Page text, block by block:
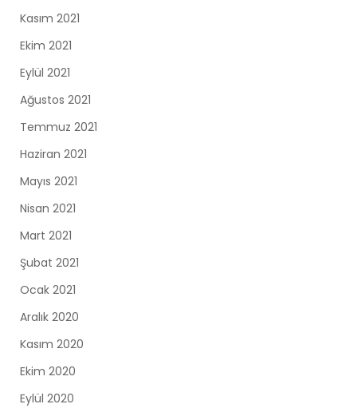
Kasım 2021
Ekim 2021
Eylül 2021
Ağustos 2021
Temmuz 2021
Haziran 2021
Mayıs 2021
Nisan 2021
Mart 2021
Şubat 2021
Ocak 2021
Aralık 2020
Kasım 2020
Ekim 2020
Eylül 2020